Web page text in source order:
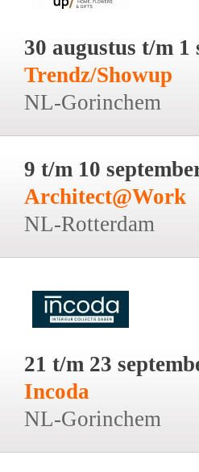
30 augustus t/m 1
Trendz/Showup
NL-Gorinchem
9 t/m 10
Architect@Work
NL-Rotterdam
21 t/m 23
Incoda
NL-Gorinchem